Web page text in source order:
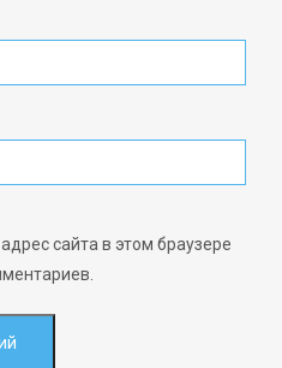
сайта в этом браузере